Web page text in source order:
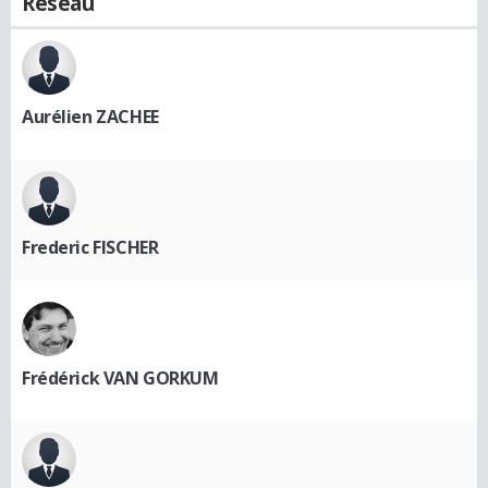
Aurélien ZACHEE
Frederic FISCHER
Frédérick VAN GORKUM